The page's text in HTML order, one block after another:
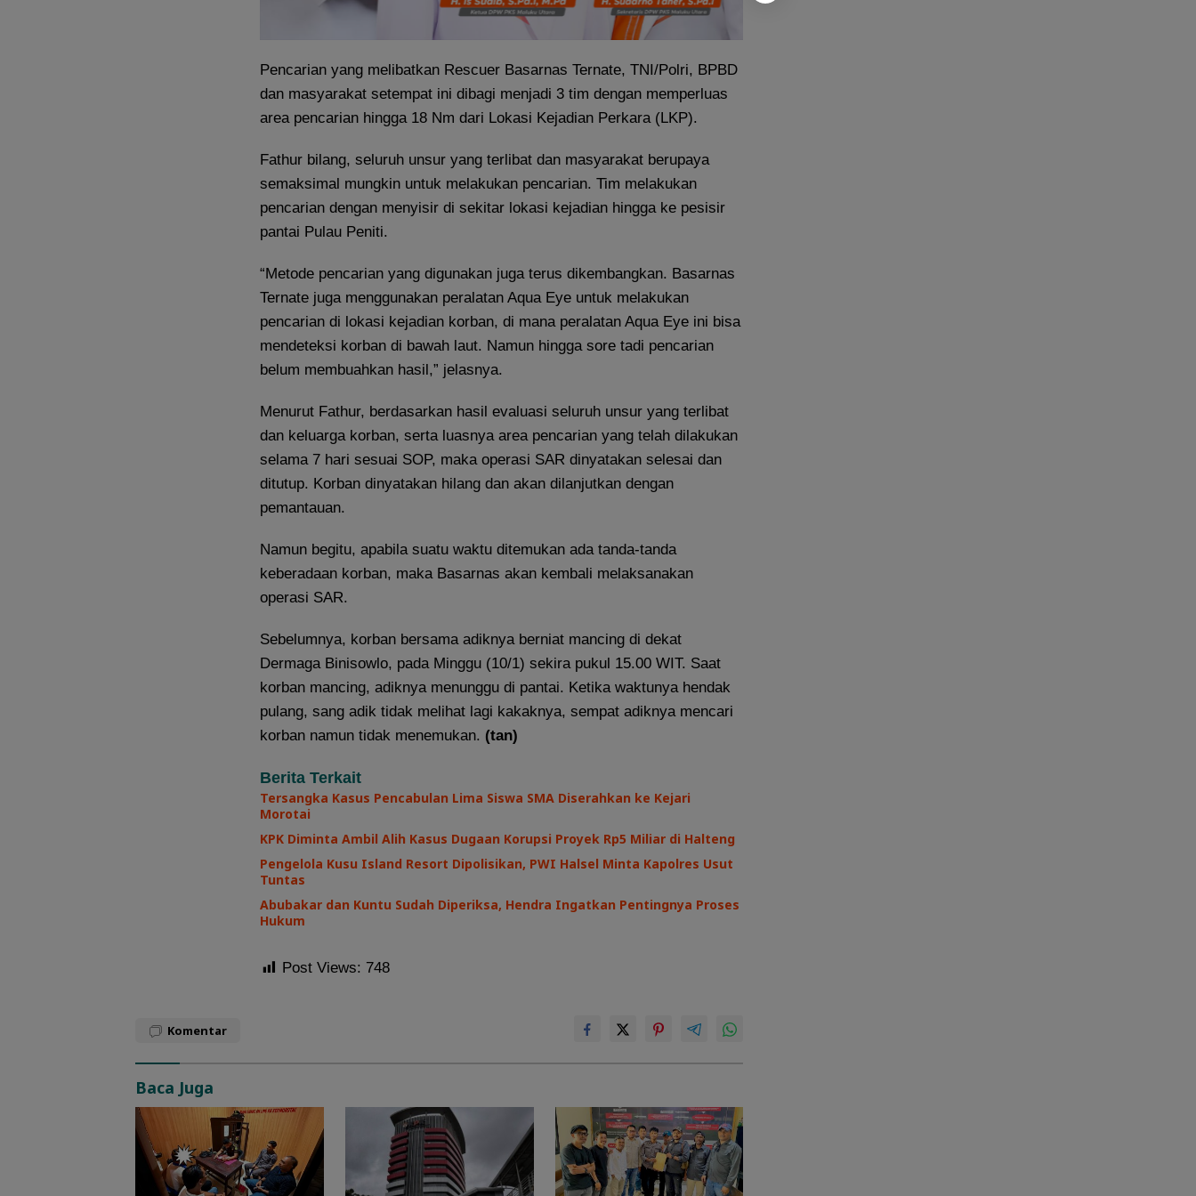
Pencarian yang melibatkan Rescuer Basarnas Ternate, TNI/Polri, BPBD
dan masyarakat setempat ini dibagi menjadi 3 tim dengan memperluas
area pencarian hingga 18 Nm dari Lokasi Kejadian Perkara (LKP).
Fathur bilang, seluruh unsur yang terlibat dan masyarakat berupaya
semaksimal mungkin untuk melakukan pencarian. Tim melakukan
pencarian dengan menyisir di sekitar lokasi kejadian hingga ke pesisir
pantai Pulau Peniti.
“Metode pencarian yang digunakan juga terus dikembangkan. Basarnas
Ternate juga menggunakan peralatan Aqua Eye untuk melakukan
pencarian di lokasi kejadian korban, di mana peralatan Aqua Eye ini bisa
mendeteksi korban di bawah laut. Namun hingga sore tadi pencarian
belum membuahkan hasil,” jelasnya.
Menurut Fathur, berdasarkan hasil evaluasi seluruh unsur yang terlibat
dan keluarga korban, serta luasnya area pencarian yang telah dilakukan
selama 7 hari sesuai SOP, maka operasi SAR dinyatakan selesai dan
ditutup. Korban dinyatakan hilang dan akan dilanjutkan dengan
pemantauan.
Namun begitu, apabila suatu waktu ditemukan ada tanda-tanda
keberadaan korban, maka Basarnas akan kembali melaksanakan
operasi SAR.
Sebelumnya, korban bersama adiknya berniat mancing di dekat
Dermaga Binisowlo, pada Minggu (10/1) sekira pukul 15.00 WIT. Saat
korban mancing, adiknya menunggu di pantai. Ketika waktunya hendak
pulang, sang adik tidak melihat lagi kakaknya, sempat adiknya mencari
korban namun tidak menemukan. (tan)
Berita Terkait
Tersangka Kasus Pencabulan Lima Siswa SMA Diserahkan ke Kejari
Morotai
KPK Diminta Ambil Alih Kasus Dugaan Korupsi Proyek Rp5 Miliar di Halteng
Pengelola Kusu Island Resort Dipolisikan, PWI Halsel Minta Kapolres Usut
Tuntas
Abubakar dan Kuntu Sudah Diperiksa, Hendra Ingatkan Pentingnya Proses
Hukum
Post Views: 748
Komentar
Baca Juga